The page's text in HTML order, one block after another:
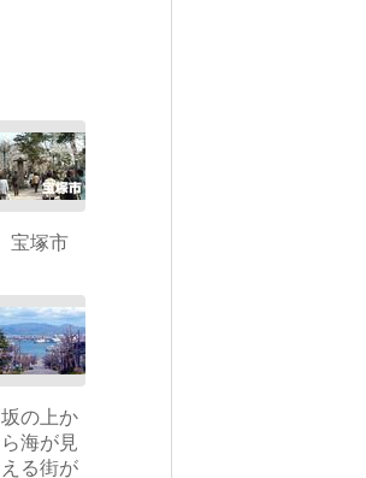
宝塚市
坂の上か
ら海が見
える街が